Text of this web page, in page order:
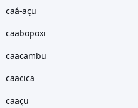
caá-açu
caabopoxi
caacambu
caacica
caaçu